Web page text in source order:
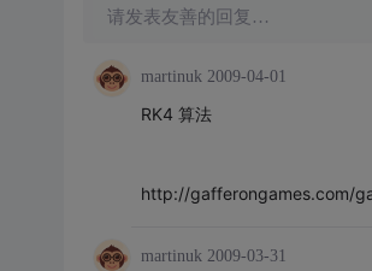
请发表友善的回复…
martinuk 2009-04-01
RK4 算法
http://gafferongames.com/
martinuk 2009-03-31